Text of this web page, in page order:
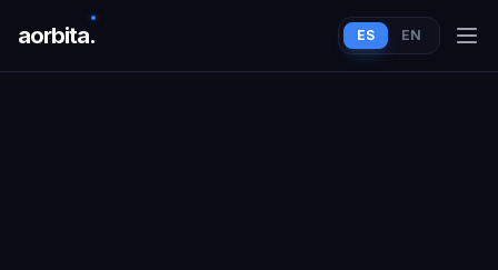
aorbita. ES EN